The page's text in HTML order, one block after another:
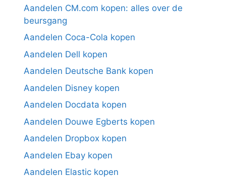
Aandelen CM.com kopen: alles over de
beursgang
Aandelen Coca-Cola kopen
Aandelen Dell kopen
Aandelen Deutsche Bank kopen
Aandelen Disney kopen
Aandelen Docdata kopen
Aandelen Douwe Egberts kopen
Aandelen Dropbox kopen
Aandelen Ebay kopen
Aandelen Elastic kopen